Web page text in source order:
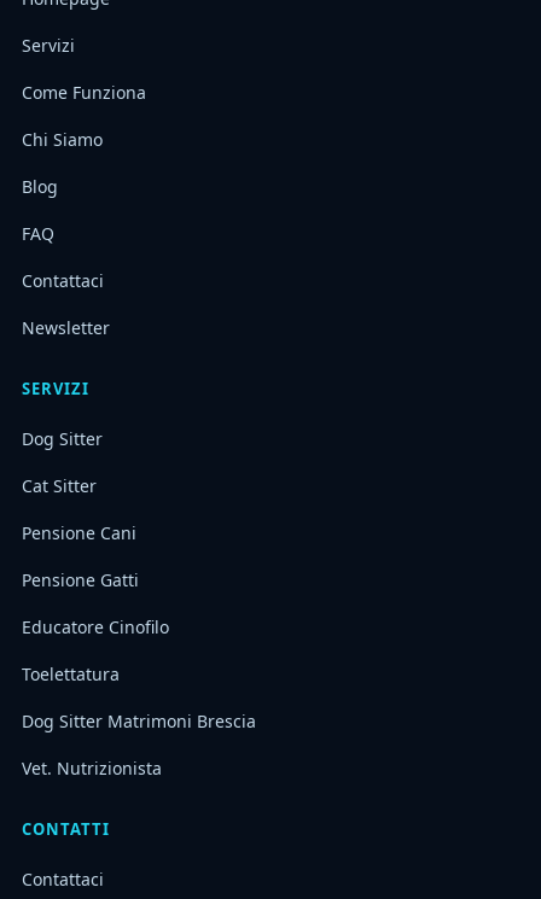
Servizi
Come Funziona
Chi Siamo
Blog
FAQ
Contattaci
Newsletter
SERVIZI
Dog Sitter
Cat Sitter
Pensione Cani
Pensione Gatti
Educatore Cinofilo
Toelettatura
Dog Sitter Matrimoni Brescia
Vet. Nutrizionista
CONTATTI
Contattaci